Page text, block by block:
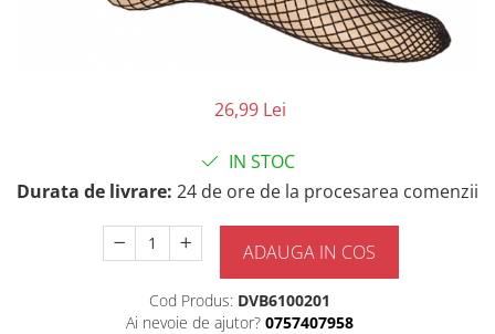
26,99 Lei
IN STOC
Durata de livrare: 24 de ore de la procesarea comenzii
ADAUGA IN COS
Cod Produs: DVB6100201
Ai nevoie de ajutor? 0757407958